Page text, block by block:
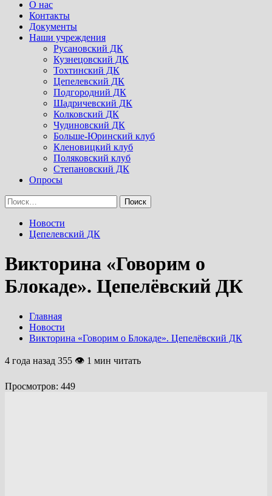
Menu
О нас
Контакты
Документы
Наши учреждения
Русановский ДК
Кузнецовский ДК
Тохтинский ДК
Цепелевский ДК
Подгородний ДК
Шадричевский ДК
Колковский ДК
Чудиновский ДК
Больше-Юринский клуб
Кленовицкий клуб
Поляковский клуб
Степановский ДК
Опросы
Найти:
Новости
Цепелевский ДК
Викторина «Говорим о
Блокаде». Цепелёвский ДК
Главная
Новости
Викторина «Говорим о Блокаде». Цепелёвский ДК
4 года назад 355 👁 1 мин читать
Просмотров: 449